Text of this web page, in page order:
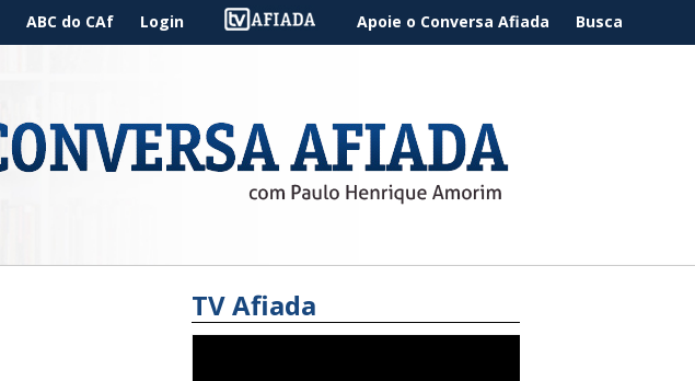
ABC do CAf Login Apoie o Conversa Afiada Busca
TV Afiada